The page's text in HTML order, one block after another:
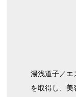
湯浅道子／エ
を取得し、美